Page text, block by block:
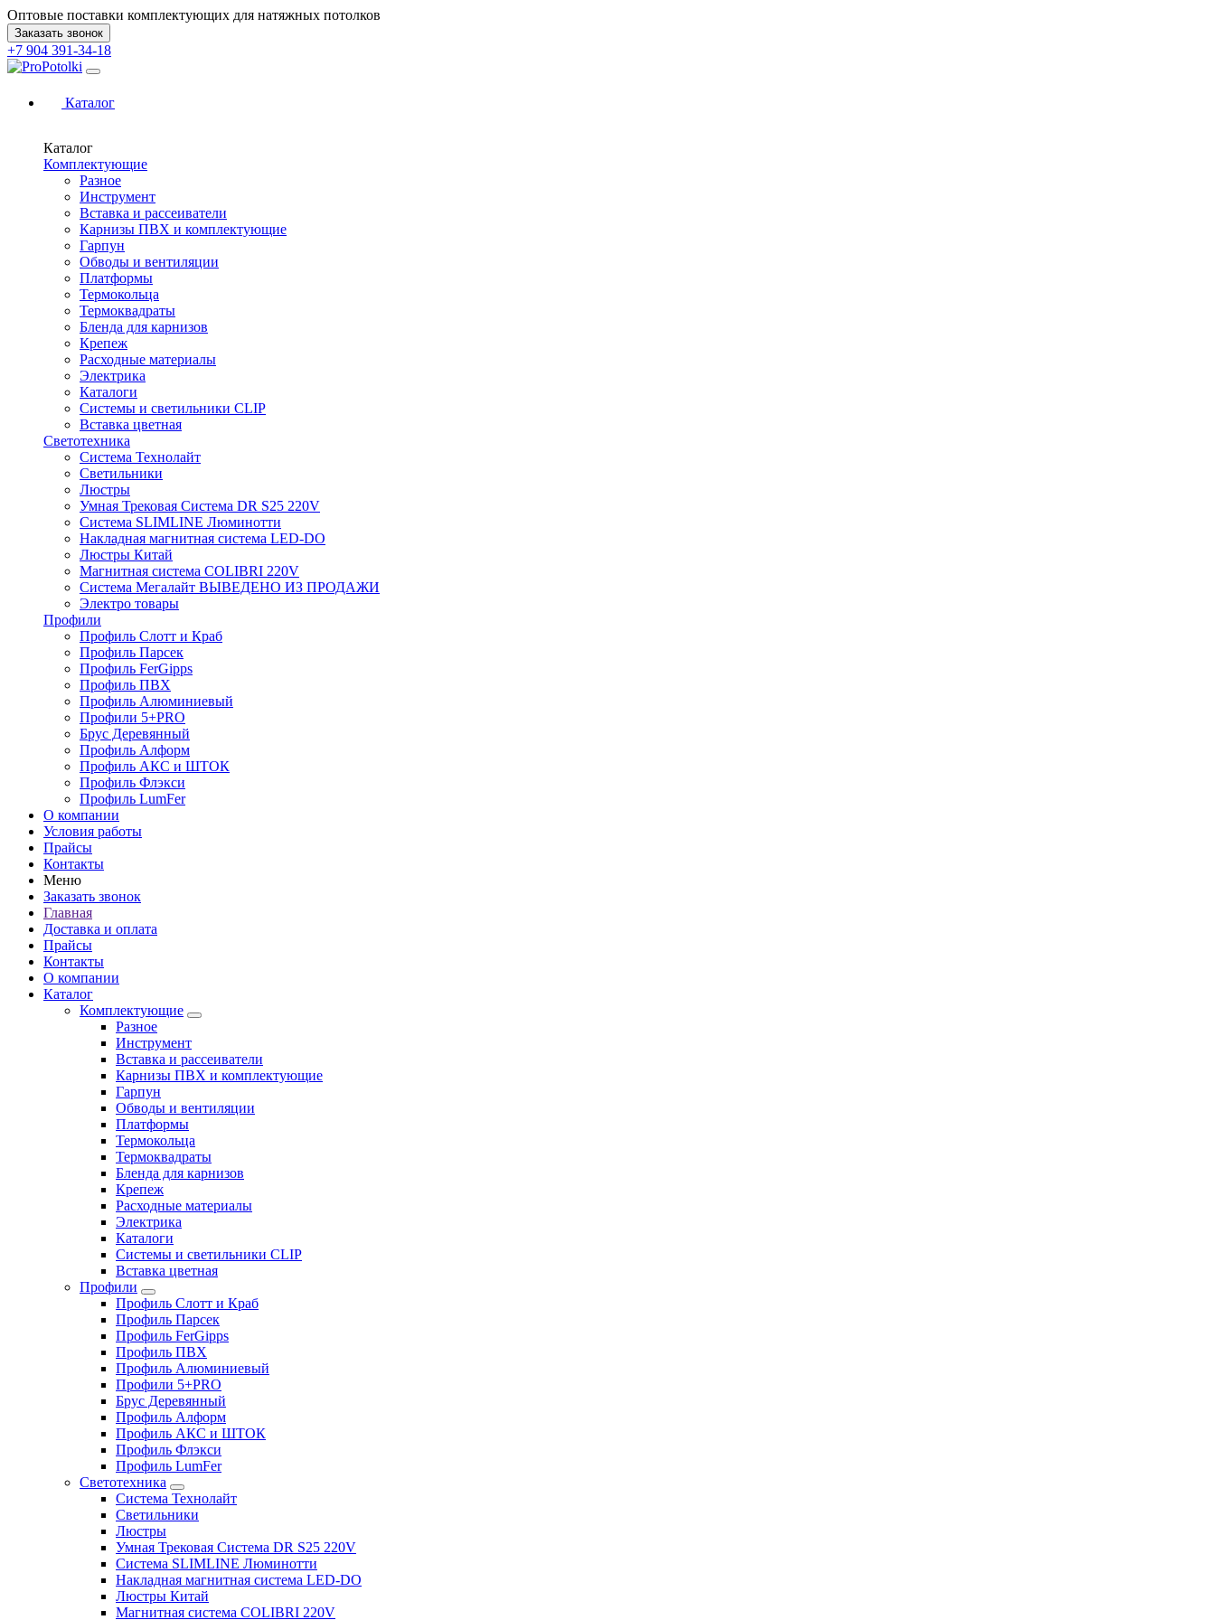
Оптовые поставки комплектующих для натяжных потолков
Заказать звонок
+7 904 391-34-18
Каталог
Каталог
Комплектующие
Разное
Инструмент
Вставка и рассеиватели
Карнизы ПВХ и комплектующие
Гарпун
Обводы и вентиляции
Платформы
Термокольца
Термоквадраты
Бленда для карнизов
Крепеж
Расходные материалы
Электрика
Каталоги
Системы и светильники CLIP
Вставка цветная
Светотехника
Система Технолайт
Светильники
Люстры
Умная Трековая Система DR S25 220V
Система SLIMLINE Люминотти
Накладная магнитная система LED-DO
Люстры Китай
Магнитная система COLIBRI 220V
Система Мегалайт ВЫВЕДЕНО ИЗ ПРОДАЖИ
Электро товары
Профили
Профиль Слотт и Краб
Профиль Парсек
Профиль FerGipps
Профиль ПВХ
Профиль Алюминиевый
Профили 5+PRO
Брус Деревянный
Профиль Алформ
Профиль АКС и ШТОК
Профиль Флэкси
Профиль LumFer
О компании
Условия работы
Прайсы
Контакты
Меню
Заказать звонок
Главная
Доставка и оплата
Прайсы
Контакты
О компании
Каталог
Комплектующие
Разное
Инструмент
Вставка и рассеиватели
Карнизы ПВХ и комплектующие
Гарпун
Обводы и вентиляции
Платформы
Термокольца
Термоквадраты
Бленда для карнизов
Крепеж
Расходные материалы
Электрика
Каталоги
Системы и светильники CLIP
Вставка цветная
Профили
Профиль Слотт и Краб
Профиль Парсек
Профиль FerGipps
Профиль ПВХ
Профиль Алюминиевый
Профили 5+PRO
Брус Деревянный
Профиль Алформ
Профиль АКС и ШТОК
Профиль Флэкси
Профиль LumFer
Светотехника
Система Технолайт
Светильники
Люстры
Умная Трековая Система DR S25 220V
Система SLIMLINE Люминотти
Накладная магнитная система LED-DO
Люстры Китай
Магнитная система COLIBRI 220V